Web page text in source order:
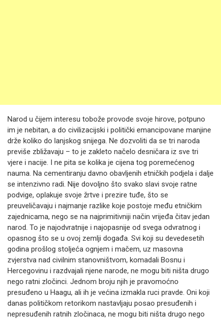
Narod u čijem interesu tobože provode svoje hirove, potpuno
im je nebitan, a do civilizacijski i politički emancipovane manjine
drže koliko do lanjskog snijega. Ne dozvoliti da se tri naroda
previše zbližavaju – to je zakleto načelo desničara iz sve tri
vjere i nacije. I ne pita se kolika je cijena tog poremećenog
nauma. Na cementiranju davno obavljenih etničkih podjela i dalje
se intenzivno radi. Nije dovoljno što svako slavi svoje ratne
podvige, oplakuje svoje žrtve i prezire tuđe, što se
preuveličavaju i najmanje razlike koje postoje među etničkim
zajednicama, nego se na najprimitivniji način vrijeđa čitav jedan
narod. To je najodvratnije i najopasnije od svega odvratnog i
opasnog što se u ovoj zemlji događa. Svi koji su devedesetih
godina prošlog stoljeća ognjem i mačem, uz masovna
zvjerstva nad civilnim stanovništvom, komadali Bosnu i
Hercegovinu i razdvajali njene narode, ne mogu biti ništa drugo
nego ratni zločinci. Jednom broju njih je pravomoćno
presuđeno u Haagu, ali ih je većina izmakla ruci pravde. Oni koji
danas političkom retorikom nastavljaju posao presuđenih i
nepresuđenih ratnih zločinaca, ne mogu biti ništa drugo nego